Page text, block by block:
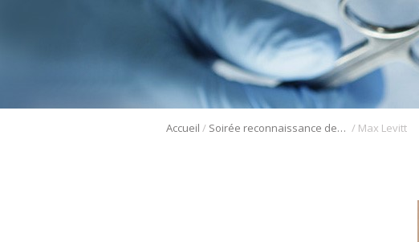
Accueil / Soirée reconnaissance des fellows 2024 | Finissants et album photos / Max Levitt